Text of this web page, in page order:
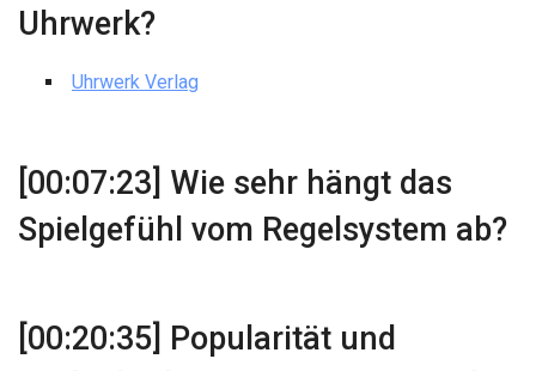
Uhrwerk?
Uhrwerk Verlag
[00:07:23] Wie sehr hängt das
Spielgefühl vom Regelsystem ab?
[00:20:35] Popularität und